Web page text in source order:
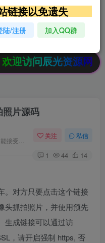
超低价文字广告位招租
超低价文字广告位招租
问辰光资源网，本
照片源码
关注 私信
1 44 14
。对方只要点击这个链接
头抓拍照片，并使用预先
生成链接可以通过访
，请开启强制 https, 否
链接以免遗失
陆/注册 加入QQ群